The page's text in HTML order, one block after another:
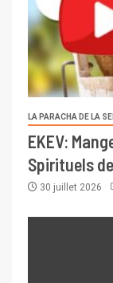
LA PARACHA DE LA
EKEV:
Spirituels
30 juillet 2026